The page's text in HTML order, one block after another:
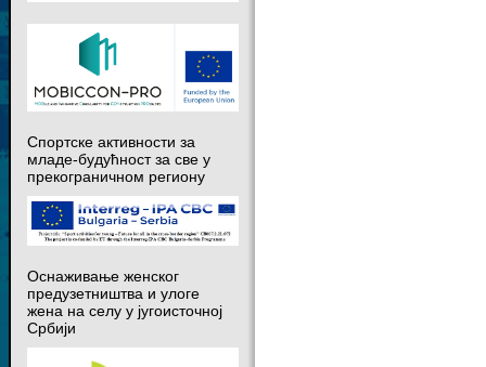
Спортске активности за
младе-будућност за све у
прекограничном региону
Оснаживање женског
предузетништва и улоге
жена на селу у југоисточној
Србији